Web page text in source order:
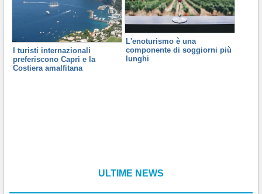
I turisti internazionali
preferiscono Capri e la
Costiera amalfitana
L'enoturismo è una
componente di soggiorni più
lunghi
ULTIME NEWS